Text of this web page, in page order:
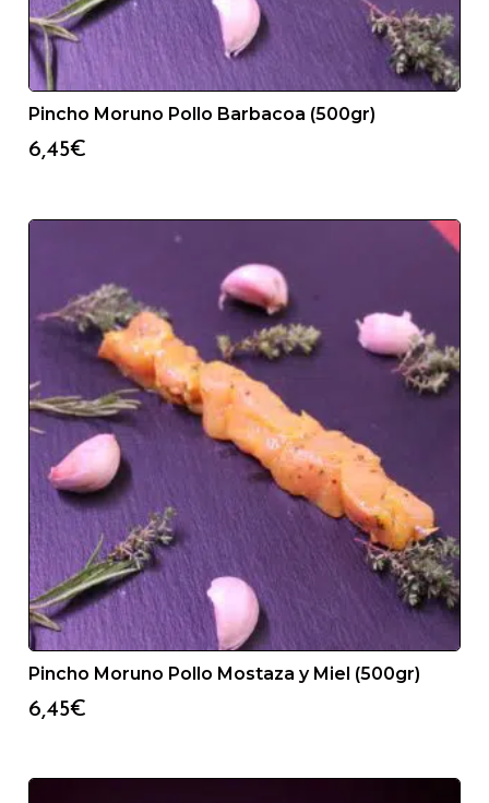
Pincho Moruno Pollo Barbacoa (500gr)
6,45€
Pincho Moruno Pollo Mostaza y Miel (500gr)
6,45€